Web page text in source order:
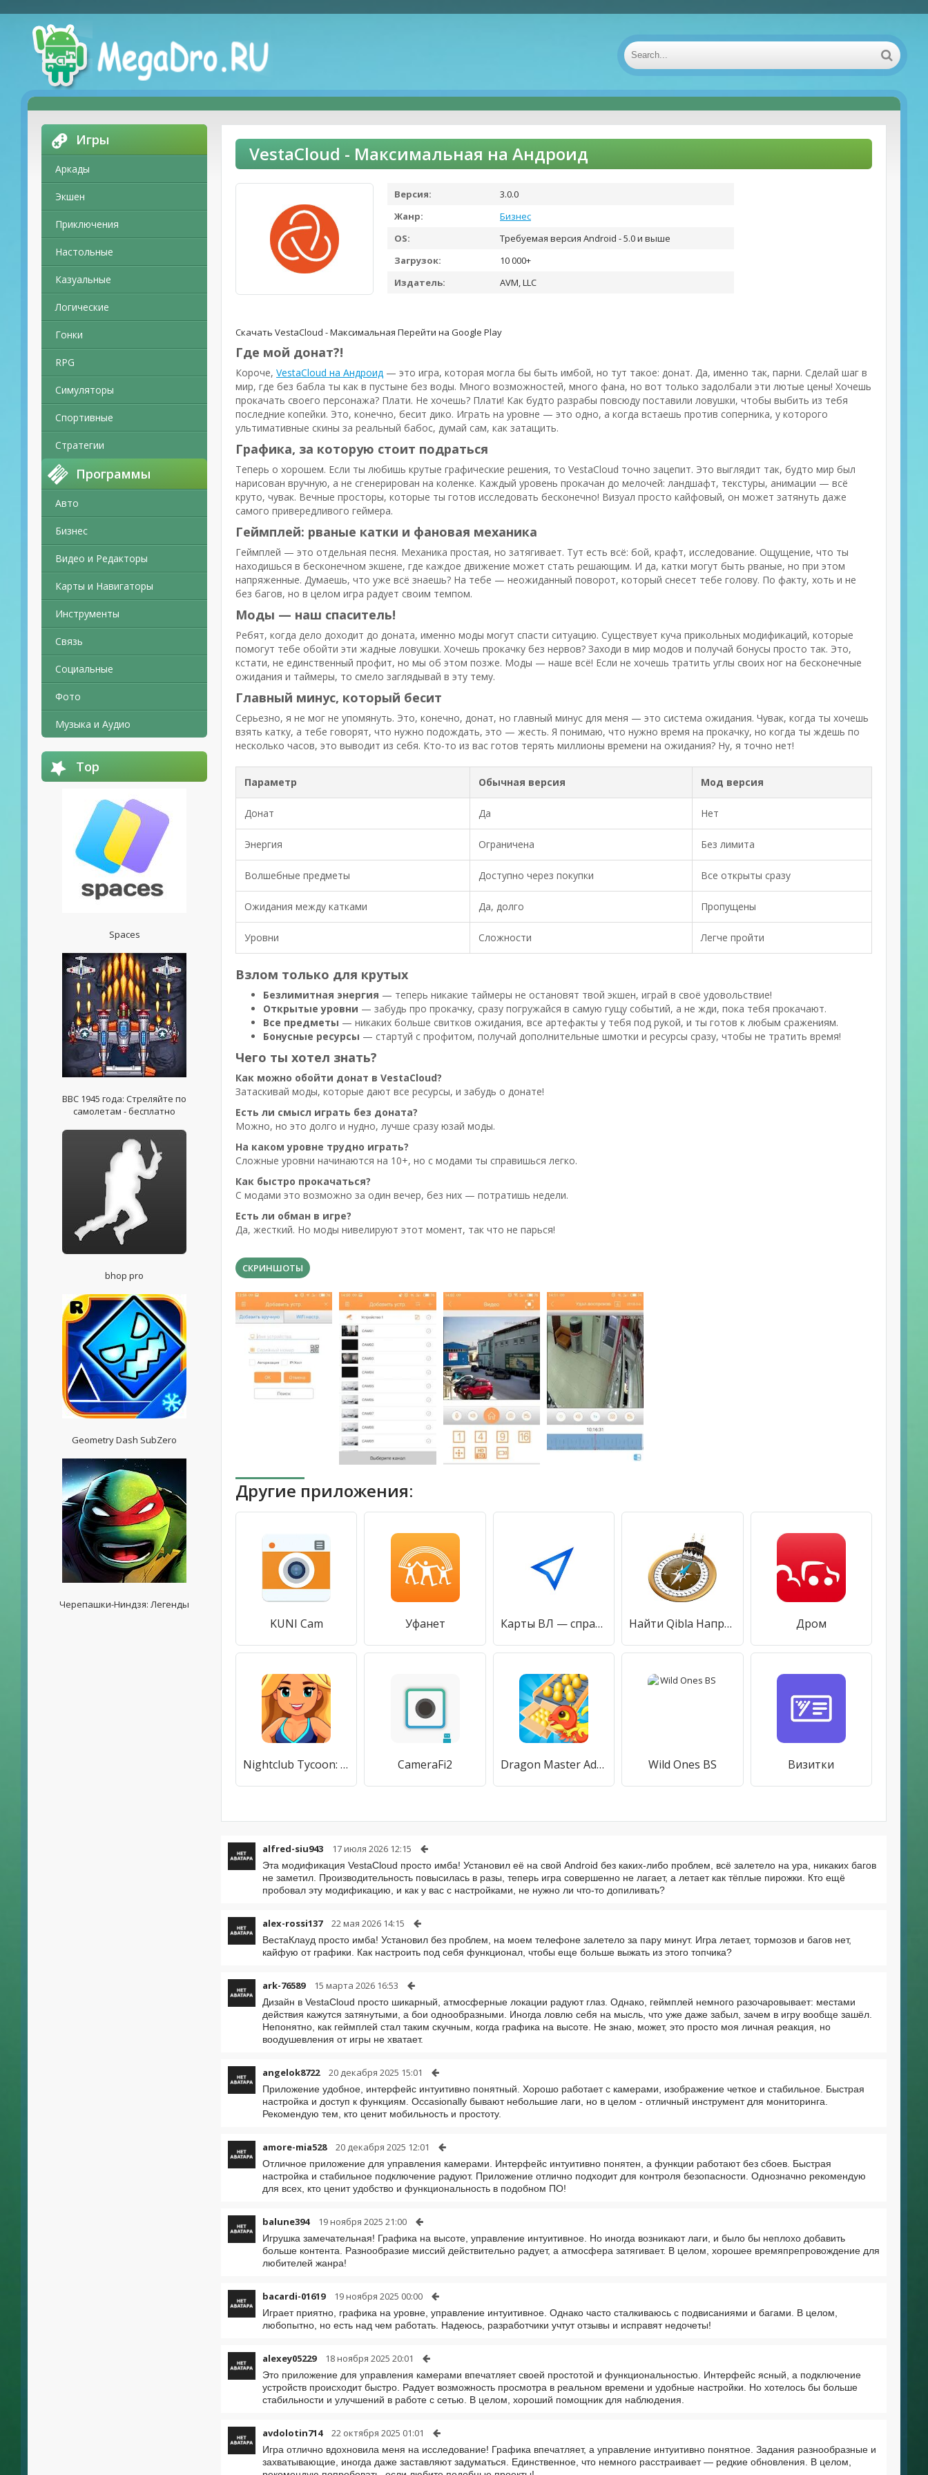
Игры
Аркады
Экшен
Приключения
Настольные
Казуальные
Логические
Гонки
RPG
Симуляторы
Спортивные
Стратегии
Программы
Авто
Бизнес
Видео и Редакторы
Карты и Навигаторы
Инструменты
Связь
Социальные
Фото
Музыка и Аудио
Top
Spaces
ВВС 1945 года: Стреляйте по
самолетам - бесплатно
bhop pro
Geometry Dash SubZero
Черепашки-Ниндзя: Легенды
VestaCloud - Максимальная на Андроид
Версия:
3.0.0
Жанр:
Бизнес
OS:
Требуемая версия Android - 5.0 и выше
Загрузок:
10 000+
Издатель:
AVM, LLC
Скачать VestaCloud - Максимальная Перейти на Google Play
Где мой донат?!
Короче, VestaCloud на Андроид — это игра, которая могла бы быть имбой, но тут такое: донат. Да, именно так, парни. Сделай шаг в
мир, где без бабла ты как в пустыне без воды. Много возможностей, много фана, но вот только задолбали эти лютые цены! Хочешь
прокачать своего персонажа? Плати. Не хочешь? Плати! Как будто разрабы повсюду поставили ловушки, чтобы выбить из тебя
последние копейки. Это, конечно, бесит дико. Играть на уровне — это одно, а когда встаешь против соперника, у которого
ультимативные скины за реальный бабос, думай сам, как затащить.
Графика, за которую стоит подраться
Теперь о хорошем. Если ты любишь крутые графические решения, то VestaCloud точно зацепит. Это выглядит так, будто мир был
нарисован вручную, а не сгенерирован на коленке. Каждый уровень прокачан до мелочей: ландшафт, текстуры, анимации — всё
круто, чувак. Вечные просторы, которые ты готов исследовать бесконечно! Визуал просто кайфовый, он может затянуть даже
самого привередливого геймера.
Геймплей: рваные катки и фановая механика
Геймплей — это отдельная песня. Механика простая, но затягивает. Тут есть всё: бой, крафт, исследование. Ощущение, что ты
находишься в бесконечном экшене, где каждое движение может стать решающим. И да, катки могут быть рваные, но при этом
напряженные. Думаешь, что уже всё знаешь? На тебе — неожиданный поворот, который снесет тебе голову. По факту, хоть и не
без багов, но в целом игра радует своим темпом.
Моды — наш спаситель!
Ребят, когда дело доходит до доната, именно моды могут спасти ситуацию. Существует куча прикольных модификаций, которые
помогут тебе обойти эти жадные ловушки. Хочешь прокачку без нервов? Заходи в мир модов и получай бонусы просто так. Это,
кстати, не единственный профит, но мы об этом позже. Моды — наше всё! Если не хочешь тратить углы своих ног на бесконечные
ожидания и таймеры, то смело заглядывай в эту тему.
Главный минус, который бесит
Серьезно, я не мог не упомянуть. Это, конечно, донат, но главный минус для меня — это система ожидания. Чувак, когда ты хочешь
взять катку, а тебе говорят, что нужно подождать, это — жесть. Я понимаю, что нужно время на прокачку, но когда ты ждешь по
несколько часов, это выводит из себя. Кто-то из вас готов терять миллионы времени на ожидания? Ну, я точно нет!
Параметр Обычная версия Мод версия
Донат Да Нет
Энергия Ограничена Без лимита
Волшебные предметы Доступно через покупки Все открыты сразу
Ожидания между катками Да, долго Пропущены
Уровни Сложности Легче пройти
Взлом только для крутых
Безлимитная энергия — теперь никакие таймеры не остановят твой экшен, играй в своё удовольствие!
Открытые уровни — забудь про прокачку, сразу погружайся в самую гущу событий, а не жди, пока тебя прокачают.
Все предметы — никаких больше свитков ожидания, все артефакты у тебя под рукой, и ты готов к любым сражениям.
Бонусные ресурсы — стартуй с профитом, получай дополнительные шмотки и ресурсы сразу, чтобы не тратить время!
Чего ты хотел знать?
Как можно обойти донат в VestaCloud?
Затаскивай моды, которые дают все ресурсы, и забудь о донате!
Есть ли смысл играть без доната?
Можно, но это долго и нудно, лучше сразу юзай моды.
На каком уровне трудно играть?
Сложные уровни начинаются на 10+, но с модами ты справишься легко.
Как быстро прокачаться?
С модами это возможно за один вечер, без них — потратишь недели.
Есть ли обман в игре?
Да, жесткий. Но моды нивелируют этот момент, так что не парься!
СКРИНШОТЫ
Другие приложения:
KUNI Cam Уфанет Карты ВЛ — справочник, навигатор и транспорт Найти Qibla Направление Compass- Дром
Nightclub Tycoon: Idle Empire CameraFi2 Dragon Master Adventure Wild Ones BS Визитки
alfred-siu943 17 июля 2026 12:15
Эта модификация VestaCloud просто имба! Установил её на свой Android без каких-либо проблем, всё залетело на ура, никаких багов
не заметил. Производительность повысилась в разы, теперь игра совершенно не лагает, а летает как тёплые пирожки. Кто ещё
пробовал эту модификацию, и как у вас с настройками, не нужно ли что-то допиливать?
alex-rossi137 22 мая 2026 14:15
ВестаКлауд просто имба! Установил без проблем, на моем телефоне залетело за пару минут. Игра летает, тормозов и багов нет,
кайфую от графики. Как настроить под себя функционал, чтобы еще больше выжать из этого топчика?
ark-76589 15 марта 2026 16:53
Дизайн в VestaCloud просто шикарный, атмосферные локации радуют глаз. Однако, геймплей немного разочаровывает: местами
действия кажутся затянутыми, а бои однообразными. Иногда ловлю себя на мысль, что уже даже забыл, зачем в игру вообще зашёл.
Непонятно, как геймплей стал таким скучным, когда графика на высоте. Не знаю, может, это просто моя личная реакция, но
воодушевления от игры не хватает.
angelok8722 20 декабря 2025 15:01
Приложение удобное, интерфейс интуитивно понятный. Хорошо работает с камерами, изображение четкое и стабильное. Быстрая
настройка и доступ к функциям. Occasionally бывают небольшие лаги, но в целом - отличный инструмент для мониторинга.
Рекомендую тем, кто ценит мобильность и простоту.
amore-mia528 20 декабря 2025 12:01
Отличное приложение для управления камерами. Интерфейс интуитивно понятен, а функции работают без сбоев. Быстрая
настройка и стабильное подключение радуют. Приложение отлично подходит для контроля безопасности. Однозначно рекомендую
для всех, кто ценит удобство и функциональность в подобном ПО!
balune394 19 ноября 2025 21:00
Игрушка замечательная! Графика на высоте, управление интуитивное. Но иногда возникают лаги, и было бы неплохо добавить
больше контента. Разнообразие миссий действительно радует, а атмосфера затягивает. В целом, хорошее времяпрепровождение для
любителей жанра!
bacardi-01619 19 ноября 2025 00:00
Играет приятно, графика на уровне, управление интуитивное. Однако часто сталкиваюсь с подвисаниями и багами. В целом,
любопытно, но есть над чем работать. Надеюсь, разработчики учтут отзывы и исправят недочеты!
alexey05229 18 ноября 2025 20:01
Это приложение для управления камерами впечатляет своей простотой и функциональностью. Интерфейс ясный, а подключение
устройств происходит быстро. Радует возможность просмотра в реальном времени и удобные настройки. Но хотелось бы больше
стабильности и улучшений в работе с сетью. В целом, хороший помощник для наблюдения.
avdolotin714 22 октября 2025 01:01
Игра отлично вдохновила меня на исследование! Графика впечатляет, а управление интуитивно понятное. Задания разнообразные и
захватывающие, иногда даже заставляют задуматься. Единственное, что немного расстраивает — редкие обновления. В целом,